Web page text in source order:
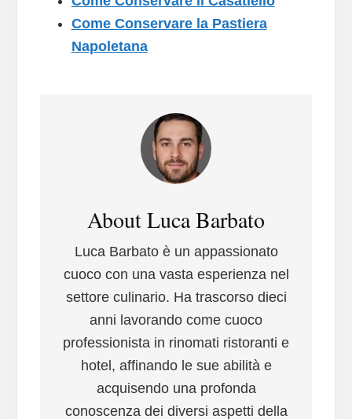
Come Conservare la Pastiera
Napoletana
AboutLuca Barbato
Luca Barbato è un appassionato
cuoco con una vasta esperienza nel
settore culinario. Ha trascorso dieci
anni lavorando come cuoco
professionista in rinomati ristoranti e
hotel, affinando le sue abilità e
acquisendo una profonda
conoscenza dei diversi aspetti della